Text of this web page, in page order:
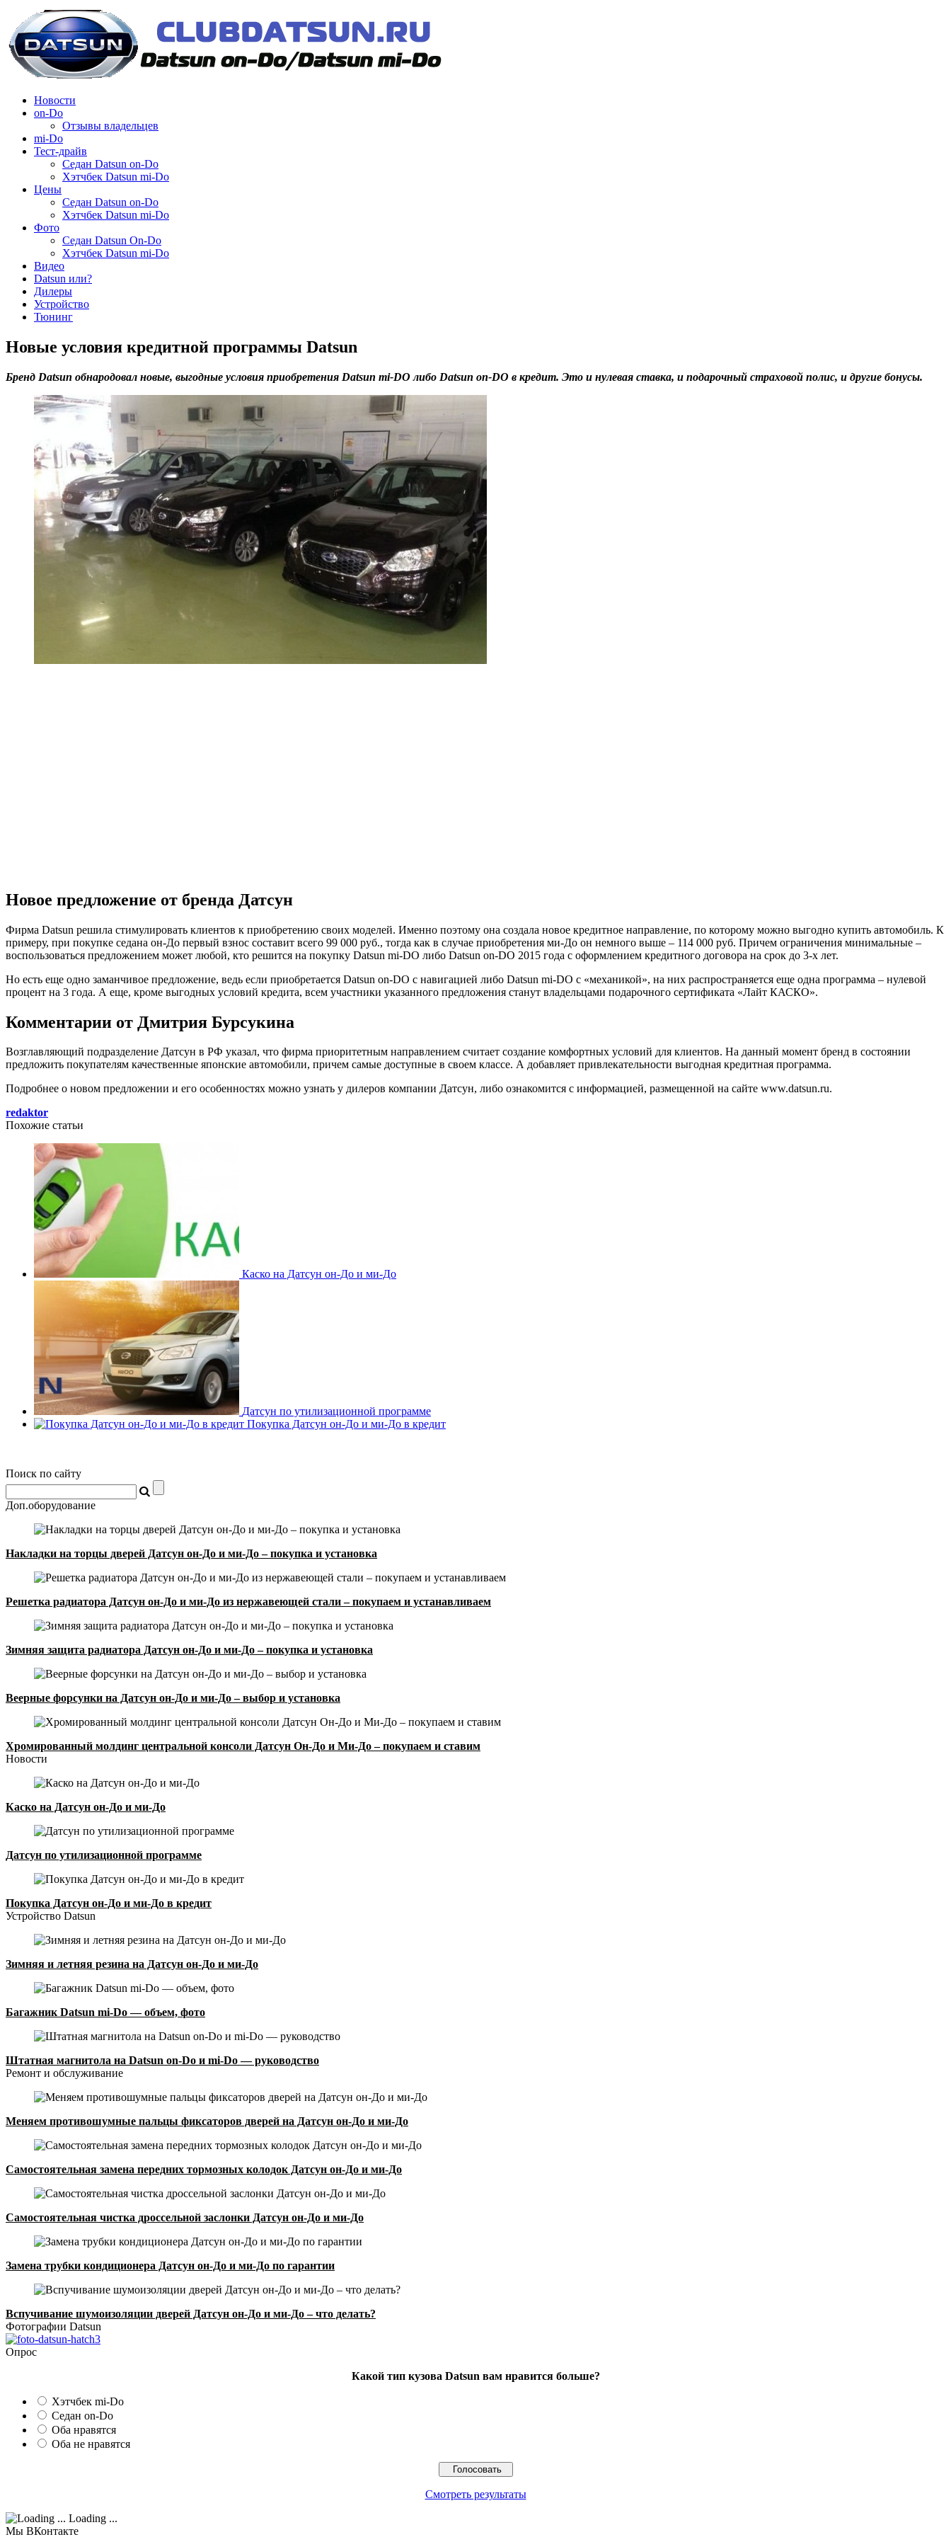
Новости
on-Do
Отзывы владельцев
mi-Do
Тест-драйв
Седан Datsun on-Do
Хэтчбек Datsun mi-Do
Цены
Седан Datsun on-Do
Хэтчбек Datsun mi-Do
Фото
Седан Datsun On-Do
Хэтчбек Datsun mi-Do
Видео
Datsun или?
Дилеры
Устройство
Тюнинг
Новые условия кредитной программы Datsun
Бренд Datsun обнародовал новые, выгодные условия приобретения Datsun mi-DO либо Datsun on-DO в кредит. Это и нулевая ставка, и подарочный страховой полис, и другие бонусы.
Новое предложение от бренда Датсун
Фирма Datsun решила стимулировать клиентов к приобретению своих моделей. Именно поэтому она создала новое кредитное направление, по которому можно выгодно купить автомобиль. К
примеру, при покупке седана он-До первый взнос составит всего 99 000 руб., тогда как в случае приобретения ми-До он немного выше – 114 000 руб. Причем ограничения минимальные –
воспользоваться предложением может любой, кто решится на покупку Datsun mi-DO либо Datsun on-DO 2015 года с оформлением кредитного договора на срок до 3-х лет.
Но есть еще одно заманчивое предложение, ведь если приобретается Datsun on-DO с навигацией либо Datsun mi-DO с «механикой», на них распространяется еще одна программа – нулевой
процент на 3 года. А еще, кроме выгодных условий кредита, всем участники указанного предложения станут владельцами подарочного сертификата «Лайт КАСКО».
Комментарии от Дмитрия Бурсукина
Возглавляющий подразделение Датсун в РФ указал, что фирма приоритетным направлением считает создание комфортных условий для клиентов. На данный момент бренд в состоянии
предложить покупателям качественные японские автомобили, причем самые доступные в своем классе. А добавляет привлекательности выгодная кредитная программа.
Подробнее о новом предложении и его особенностях можно узнать у дилеров компании Датсун, либо ознакомится с информацией, размещенной на сайте www.datsun.ru.
redaktor
Похожие статьи
Каско на Датсун он-До и ми-До
Датсун по утилизационной программе
Покупка Датсун он-До и ми-До в кредит
Поиск по сайту
Доп.оборудование
Накладки на торцы дверей Датсун он-До и ми-До – покупка и установка
Решетка радиатора Датсун он-До и ми-До из нержавеющей стали – покупаем и устанавливаем
Зимняя защита радиатора Датсун он-До и ми-До – покупка и установка
Веерные форсунки на Датсун он-До и ми-До – выбор и установка
Хромированный молдинг центральной консоли Датсун Он-До и Ми-До – покупаем и ставим
Новости
Каско на Датсун он-До и ми-До
Датсун по утилизационной программе
Покупка Датсун он-До и ми-До в кредит
Устройство Datsun
Зимняя и летняя резина на Датсун он-До и ми-До
Багажник Datsun mi-Do — объем, фото
Штатная магнитола на Datsun on-Do и mi-Do — руководство
Ремонт и обслуживание
Меняем противошумные пальцы фиксаторов дверей на Датсун он-До и ми-До
Самостоятельная замена передних тормозных колодок Датсун он-До и ми-До
Самостоятельная чистка дроссельной заслонки Датсун он-До и ми-До
Замена трубки кондиционера Датсун он-До и ми-До по гарантии
Вспучивание шумоизоляции дверей Датсун он-До и ми-До – что делать?
Фотографии Datsun
Опрос
Какой тип кузова Datsun вам нравится больше?
Хэтчбек mi-Do
Седан on-Do
Оба нравятся
Оба не нравятся
Смотреть результаты
Loading ...
Мы ВКонтакте